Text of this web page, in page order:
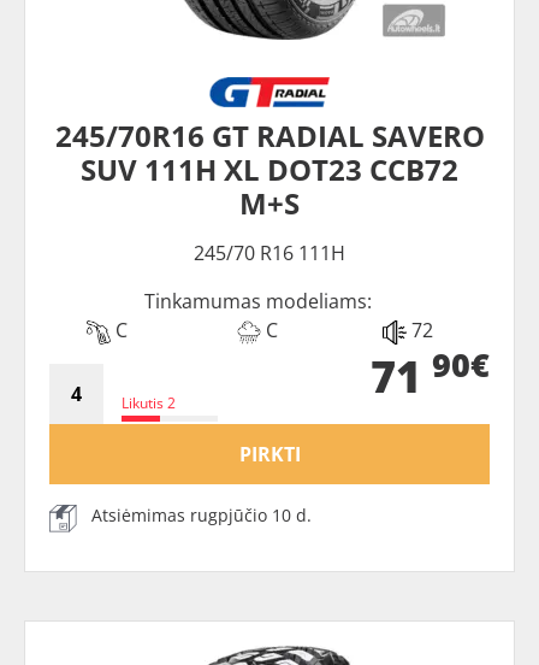
245/70R16 GT RADIAL SAVERO
SUV 111H XL DOT23 CCB72
M+S
245/70 R16 111H
Tinkamumas modeliams:
C
C 72
Likutis 2 71 90€
PIRKTI
Atsiėmimas rugpjūčio 10 d.